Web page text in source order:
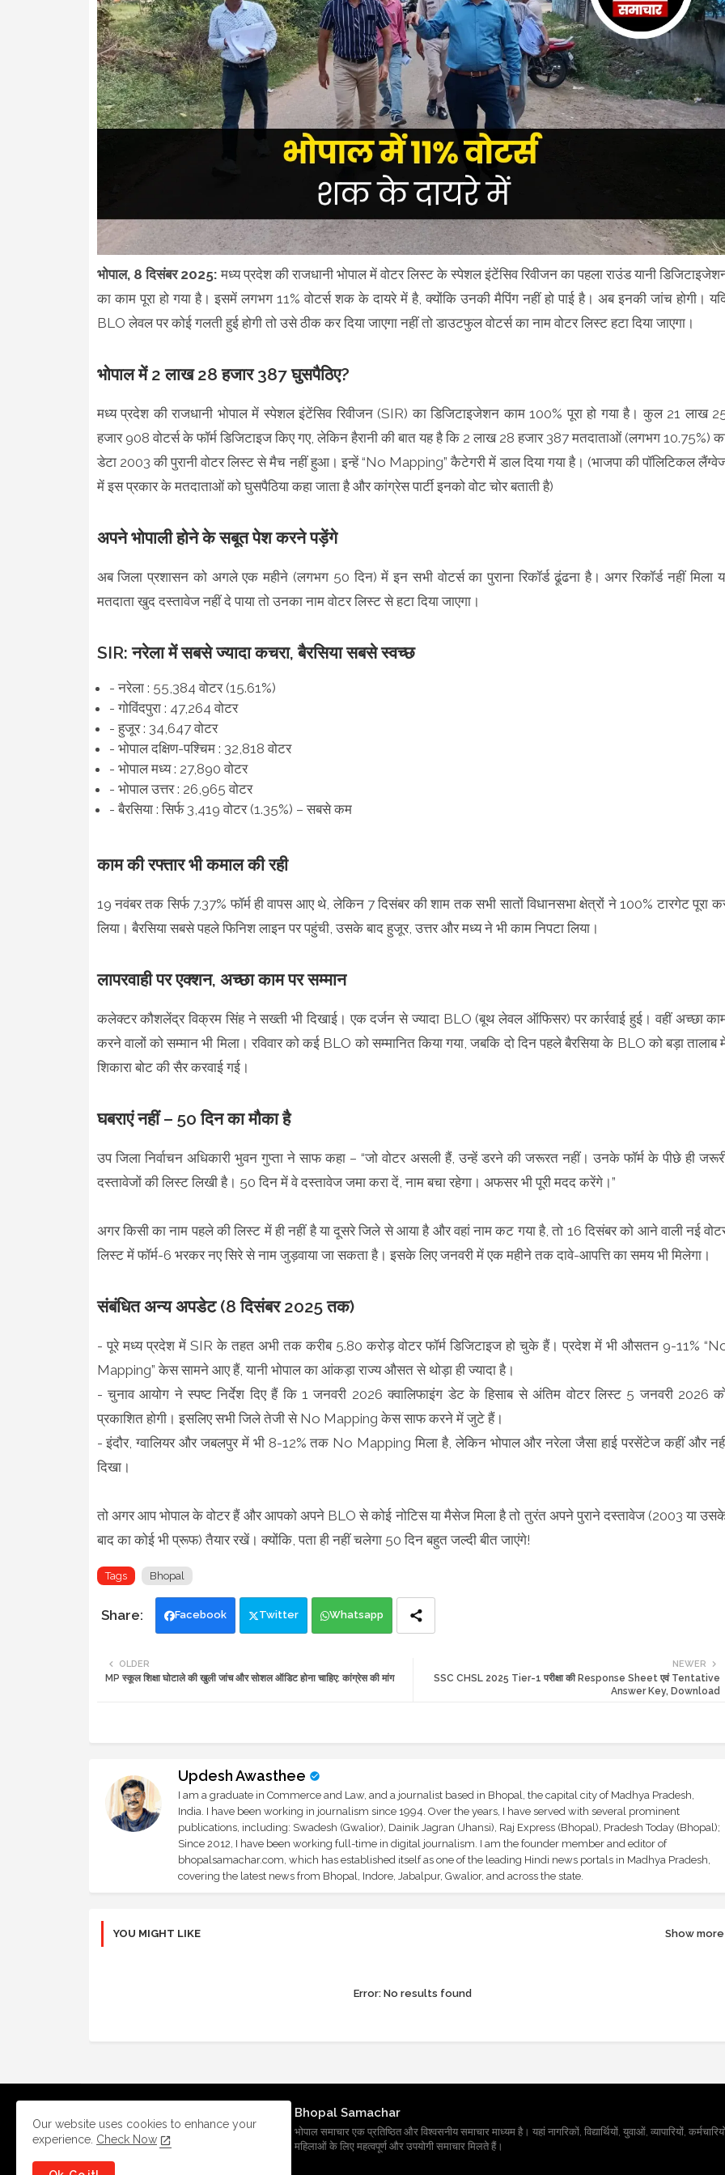
भोपाल, 8 दिसंबर 2025:मध्य प्रदेश की राजधानी भोपाल में वोटर लिस्ट के स्पेशल इंटेंसिव रिवीजन का पहला राउंड यानी
का काम पूरा हो गया है। इसमें लगभग 11% वोटर्स शक के दायरे में है, क्योंकि उनकी मैपिंग नहीं हो पाई है। अब इनकी जांच होगी।
BLO लेवल पर कोई गलती हुई होगी तो उसे ठीक कर दिया जाएगा नहीं तो डाउटफुल वोटर्स का नाम वोटर लिस्ट हटा दिया जाएगा।
भोपाल में 2 लाख 28 हजार 387 घुसपैठिए?
मध्य प्रदेश की राजधानी भोपाल में स्पेशल इंटेंसिव रिवीजन (SIR) का डिजिटाइजेशन काम 100% पूरा हो गया है। कुल 21 लाख
हजार 908 वोटर्स के फॉर्म डिजिटाइज किए गए, लेकिन हैरानी की बात यह है कि 2 लाख 28 हजार 387 मतदाताओं (लगभग 10.75%)
डेटा 2003 की पुरानी वोटर लिस्ट से मैच नहीं हुआ। इन्हें “No Mapping” कैटेगरी में डाल दिया गया है। (भाजपा की पॉलिटिकल
में इस प्रकार के मतदाताओं को घुसपैठिया कहा जाता है और कांग्रेस पार्टी इनको वोट चोर बताती है)
अपने भोपाली होने के सबूत पेश करने पड़ेंगे
अब जिला प्रशासन को अगले एक महीने (लगभग 50 दिन) में इन सभी वोटर्स का पुराना रिकॉर्ड ढूंढना है। अगर रिकॉर्ड नहीं मिला
मतदाता खुद दस्तावेज नहीं दे पाया तो उनका नाम वोटर लिस्ट से हटा दिया जाएगा।
SIR: नरेला में सबसे ज्यादा कचरा, बैरसिया सबसे स्वच्छ
- नरेला : 55,384 वोटर (15.61%)
- गोविंदपुरा : 47,264 वोटर
- हुजूर : 34,647 वोटर
- भोपाल दक्षिण-पश्चिम : 32,818 वोटर
- भोपाल मध्य : 27,890 वोटर
- भोपाल उत्तर : 26,965 वोटर
- बैरसिया : सिर्फ 3,419 वोटर (1.35%) – सबसे कम
काम की रफ्तार भी कमाल की रही
19 नवंबर तक सिर्फ 7.37% फॉर्म ही वापस आए थे, लेकिन 7 दिसंबर की शाम तक सभी सातों विधानसभा क्षेत्रों ने 100% टारगेट पूरा
लिया। बैरसिया सबसे पहले फिनिश लाइन पर पहुंची, उसके बाद हुजूर, उत्तर और मध्य ने भी काम निपटा लिया।
लापरवाही पर एक्शन, अच्छा काम पर सम्मान
कलेक्टर कौशलेंद्र विक्रम सिंह ने सख्ती भी दिखाई। एक दर्जन से ज्यादा BLO (बूथ लेवल ऑफिसर) पर कार्रवाई हुई। वहीं अच्छा
करने वालों को सम्मान भी मिला। रविवार को कई BLO को सम्मानित किया गया, जबकि दो दिन पहले बैरसिया के BLO को बड़ा तालाब
शिकारा बोट की सैर करवाई गई।
घबराएं नहीं – 50 दिन का मौका है
उप जिला निर्वाचन अधिकारी भुवन गुप्ता ने साफ कहा – “जो वोटर असली हैं, उन्हें डरने की जरूरत नहीं। उनके फॉर्म के पीछे ही
दस्तावेजों की लिस्ट लिखी है। 50 दिन में वे दस्तावेज जमा करा दें, नाम बचा रहेगा। अफसर भी पूरी मदद करेंगे।”
अगर किसी का नाम पहले की लिस्ट में ही नहीं है या दूसरे जिले से आया है और वहां नाम कट गया है, तो 16 दिसंबर को आने वाली नई
लिस्ट में फॉर्म-6 भरकर नए सिरे से नाम जुड़वाया जा सकता है। इसके लिए जनवरी में एक महीने तक दावे-आपत्ति का समय भी मिलेगा।
संबंधित अन्य अपडेट (8 दिसंबर 2025 तक)
- पूरे मध्य प्रदेश में SIR के तहत अभी तक करीब 5.80 करोड़ वोटर फॉर्म डिजिटाइज हो चुके हैं। प्रदेश में भी औसतन 9-11%
Mapping” केस सामने आए हैं, यानी भोपाल का आंकड़ा राज्य औसत से थोड़ा ही ज्यादा है।
- चुनाव आयोग ने स्पष्ट निर्देश दिए हैं कि 1 जनवरी 2026 क्वालिफाइंग डेट के हिसाब से अंतिम वोटर लिस्ट 5 जनवरी 2026
प्रकाशित होगी। इसलिए सभी जिले तेजी से No Mapping केस साफ करने में जुटे हैं।
- इंदौर, ग्वालियर और जबलपुर में भी 8-12% तक No Mapping मिला है, लेकिन भोपाल और नरेला जैसा हाई परसेंटेज कहीं और
दिखा।
तो अगर आप भोपाल के वोटर हैं और आपको अपने BLO से कोई नोटिस या मैसेज मिला है तो तुरंत अपने पुराने दस्तावेज (2003 या
बाद का कोई भी प्रूफ) तैयार रखें। क्योंकि, पता ही नहीं चलेगा 50 दिन बहुत जल्दी बीत जाएंगे!
Tags Bhopal
Facebook Twitter Whatsapp
NEWER
SSC CHSL 2025 Tier-1 परीक्षा की Response Sheet एवं Tentative
Answer Key, Download
OLDER
MP स्कूल शिक्षा घोटाले की खुली जांच और सोशल ऑडिट होना चाहिए: कांग्रेस की मांग
Updesh Awasthee
I am a graduate in Commerce and Law, and a journalist based in Bhopal, the capital city of Madhya Pradesh,
India. I have been working in journalism since 1994. Over the years, I have served with several prominent
publications, including: Swadesh (Gwalior), Dainik Jagran (Jhansi), Raj Express (Bhopal), Pradesh Today (Bhopal);
Since 2012, I have been working full-time in digital journalism. I am the founder member and editor of
bhopalsamachar.com, which has established itself as one of the leading Hindi news portals in Madhya Pradesh,
covering the latest news from Bhopal, Indore, Jabalpur, Gwalior, and across the state.
YOU MIGHT LIKE Show more
Error:No results found
Bhopal Samachar
भोपाल समाचार एक प्रतिष्ठित और विश्वसनीय समाचार माध्यम है। यहां नागरिकों, विद्यार्थियों, युवाओं, व्यापारियों,
महिलाओं के लिए महत्वपूर्ण और उपयोगी समाचार मिलते हैं।
Our website uses cookies to enhance your
experience. Check Now